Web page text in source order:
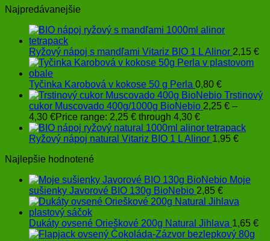
Najpredávanejšie
Ryžový nápoj s mandľami Vitariz BIO 1 L Alinor 2,15 €
Tyčinka Karobová v kokose 50 g Perla 0,80 €
Trstinový
cukor Muscovado 400g/1000g BioNebio 2,25 € –
4,30 €Price range: 2,25 € through 4,30 €
Ryžový nápoj natural Vitariz BIO 1 L Alinor 1,95 €
Najlepšie hodnotené
Moje
sušienky Javorové BIO 130g BioNebio 2,85 €
Dukáty ovsené Orieškové 200g Natural Jihlava 1,65 €